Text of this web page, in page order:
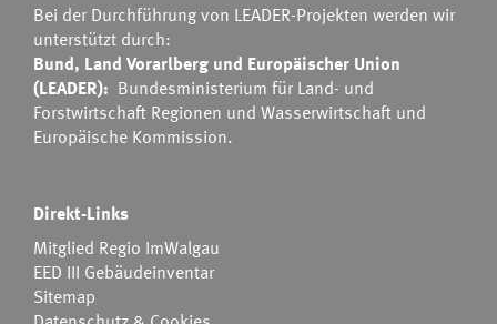
Bei der Durchführung von LEADER-Projekten werden wir
unterstützt durch:
Bund, Land Vorarlberg und Europäischer Union
(LEADER): Bundesministerium für Land- und
Forstwirtschaft Regionen und Wasserwirtschaft und
Europäische Kommission.
Direkt-Links
Mitglied Regio ImWalgau
EED III Gebäudeinventar
Sitemap